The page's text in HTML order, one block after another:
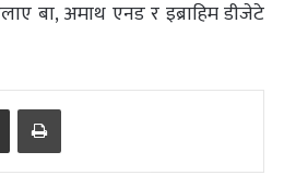
बा, अमाथ एनड र इब्राहिम डीजेटे
Share via Email Print